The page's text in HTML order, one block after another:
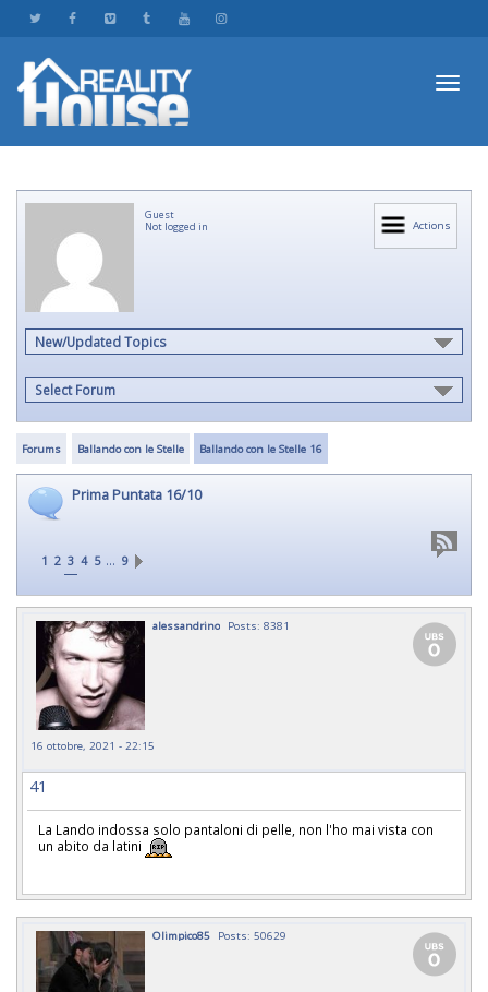
Actions
Guest
Not logged in
New/Updated Topics
Select Forum
Forums Ballando con le Stelle Ballando con le Stelle 16
Prima Puntata 16/10
1 2 3 4 5 … 9
alessandrino Posts: 8381
16 ottobre, 2021 - 22:15
41
La Lando indossa solo pantaloni di pelle, non l'ho mai vista con
un abito da latini
Olimpico85 Posts: 50629